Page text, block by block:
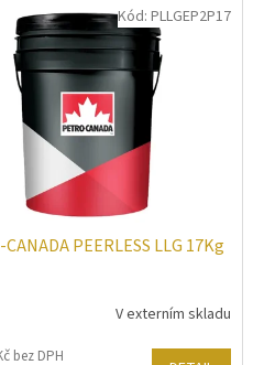
PEERLESS LLG 17Kg
V externím skladu
bez DPH
Kód: PLLGEP2P17